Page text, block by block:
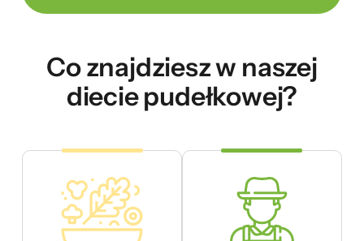
Co znajdziesz w naszej
diecie pudełkowej?